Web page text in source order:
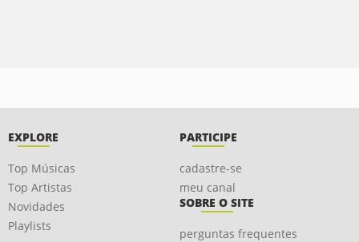
EXPLORE
Top Músicas
Top Artistas
Novidades
Playlists
PARTICIPE
cadastre-se
meu canal
SOBRE O SITE
perguntas frequentes